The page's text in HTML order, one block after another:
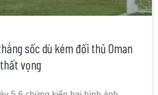
sốc dù kém đối thủ Oman
vọng